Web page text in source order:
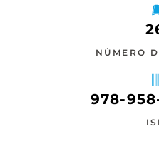
NÚMERO
978-